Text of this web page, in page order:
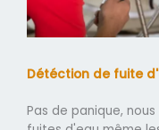
Détéction de fuite
Pas de panique,